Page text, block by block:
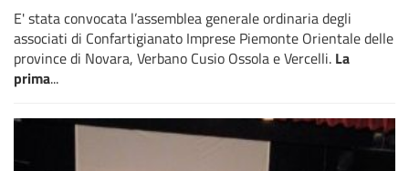
E' stata convocata l’assemblea generale ordinaria degli
associati di Confartigianato Imprese Piemonte Orientale delle
province di Novara, Verbano Cusio Ossola e Vercelli. La
prima...